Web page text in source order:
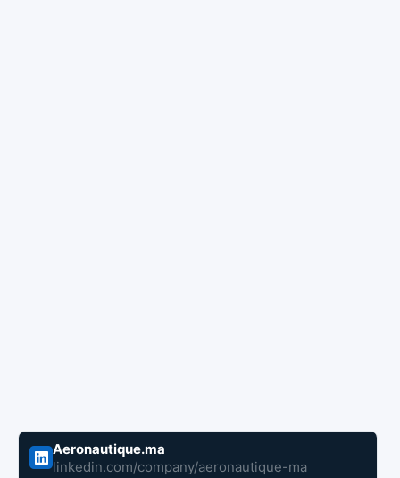
Aeronautique.ma
linkedin.com/company/aeronautique-ma